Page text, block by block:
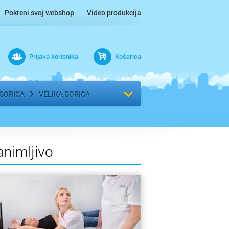
Pokreni svoj webshop Video produkcija
Prijava korisnika Košarica
VELIKA GORICA
Odaberi kvart